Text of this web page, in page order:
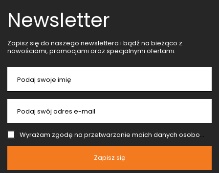
Newsletter
Zapisz się do naszego newslettera i bądź na bieżąco z
nowościami, promocjami oraz specjalnymi ofertami.
Podaj swoje imię
Podaj swój adres e-mail
Wyrażam zgodę na przetwarzanie moich danych osobowych (adres e-mail) na potrzeby wysyłki newslettera z informacją handlową (marketing). Więcej w
Zapisz się